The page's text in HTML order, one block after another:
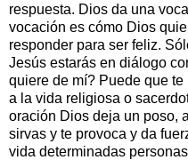
respuesta. Dios da una
vocación es cómo Dios
responder para ser feliz.
Jesús estarás en diálogo
quiere de mí? Puede que
a la vida religiosa o
oración Dios deja un poso,
sirvas y te provoca y da
vida determinadas